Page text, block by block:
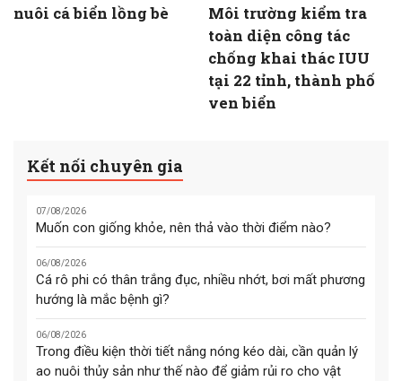
nuôi cá biển lồng bè
Môi trường kiểm tra
toàn diện công tác
chống khai thác IUU
tại 22 tỉnh, thành phố
ven biển
Kết nối chuyên gia
07/08/2026
Muốn con giống khỏe, nên thả vào thời điểm nào?
06/08/2026
Cá rô phi có thân trắng đục, nhiều nhớt, bơi mất phương
hướng là mắc bệnh gì?
06/08/2026
Trong điều kiện thời tiết nắng nóng kéo dài, cần quản lý
ao nuôi thủy sản như thế nào để giảm rủi ro cho vật